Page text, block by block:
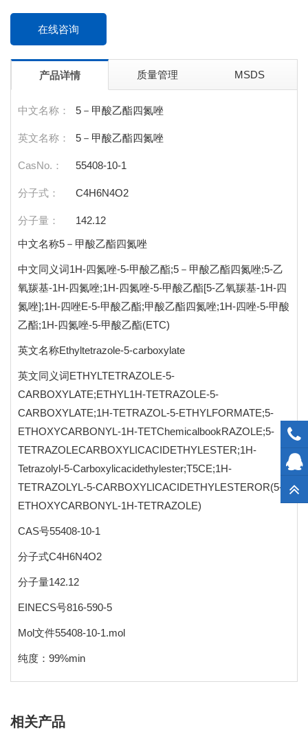
在线咨询
产品详情 质量管理 MSDS
中文名称： 5－甲酸乙酯四氮唑
英文名称： 5－甲酸乙酯四氮唑
CasNo.： 55408-10-1
分子式： C4H6N4O2
分子量：
142.12
中文名称5－甲酸乙酯四氮唑
中文同义词1H-四氮唑-5-甲酸乙酯;5－甲酸乙酯四氮唑;5-乙
氧羰基-1H-四氮唑;1H-四氮唑-5-甲酸乙酯[5-乙氧羰基-1H-四
氮唑];1H-四唑E-5-甲酸乙酯;甲酸乙酯四氮唑;1H-四唑-5-甲酸
乙酯;1H-四氮唑-5-甲酸乙酯(ETC)
英文名称Ethyltetrazole-5-carboxylate
英文同义词ETHYLTETRAZOLE-5-
CARBOXYLATE;ETHYL1H-TETRAZOLE-5-
CARBOXYLATE;1H-TETRAZOL-5-ETHYLFORMATE;5-
ETHOXYCARBONYL-1H-TETChemicalbookRAZOLE;5-
TETRAZOLECARBOXYLICACIDETHYLESTER;1H-
Tetrazolyl-5-Carboxylicacidethylester;T5CE;1H-
TETRAZOLYL-5-CARBOXYLICACIDETHYLESTEROR(5-
ETHOXYCARBONYL-1H-TETRAZOLE)
CAS号55408-10-1
分子式C4H6N4O2
分子量142.12
EINECS号816-590-5
Mol文件55408-10-1.mol
纯度：99%min
相关产品